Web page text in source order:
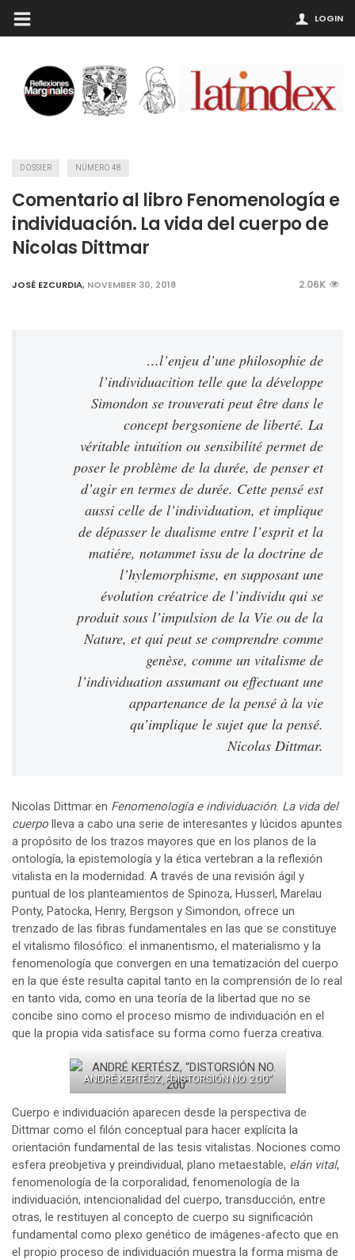
LOGIN
DOSSIER NÚMERO 48
Comentario al libro Fenomenología e
individuación. La vida del cuerpo de
Nicolas Dittmar
JOSÉ EZCURDIA, NOVEMBER 30, 2018 2.06K
…l’enjeu d’une philosophie de
l’individuacition telle que la développe
Simondon se trouverati peut être dans le
concept bergsoniene de liberté. La
véritable intuition ou sensibilité permet de
poser le problème de la durée, de penser et
d’agir en termes de durée. Cette pensé est
aussi celle de l’individuation, et implique
de dépasser le dualisme entre l’esprit et la
matiére, notammet issu de la doctrine de
l’hylemorphisme, en supposant une
évolution créatrice de l’individu qui se
produit sous l’impulsion de la Vie ou de la
Nature, et qui peut se comprendre comme
genèse, comme un vitalisme de
l’individuation assumant ou effectuant une
appartenance de la pensé à la vie
qu’implique le sujet que la pensé.
Nicolas Dittmar.
Nicolas Dittmar en Fenomenología e individuación. La vida del
cuerpo lleva a cabo una serie de interesantes y lúcidos apuntes
a propósito de los trazos mayores que en los planos de la
ontología, la epistemología y la ética vertebran a la reflexión
vitalista en la modernidad. A través de una revisión ágil y
puntual de los planteamientos de Spinoza, Husserl, Marelau
Ponty, Patocka, Henry, Bergson y Simondon, ofrece un
trenzado de las fibras fundamentales en las que se constituye
el vitalismo filosófico: el inmanentismo, el materialismo y la
fenomenología que convergen en una tematización del cuerpo
en la que éste resulta capital tanto en la comprensión de lo real
en tanto vida, como en una teoría de la libertad que no se
concibe sino como el proceso mismo de individuación en el
que la propia vida satisface su forma como fuerza creativa.
ANDRÉ KERTÉSZ, “DISTORSIÓN NO. 200”
Cuerpo e individuación aparecen desde la perspectiva de
Dittmar como el filón conceptual para hacer explícita la
orientación fundamental de las tesis vitalistas. Nociones como
esfera preobjetiva y preindividual, plano metaestable, elán vital,
fenomenología de la corporalidad, fenomenología de la
individuación, intencionalidad del cuerpo, transducción, entre
otras, le restituyen al concepto de cuerpo su significación
fundamental como plexo genético de imágenes-afecto que en
el propio proceso de individuación muestra la forma misma de